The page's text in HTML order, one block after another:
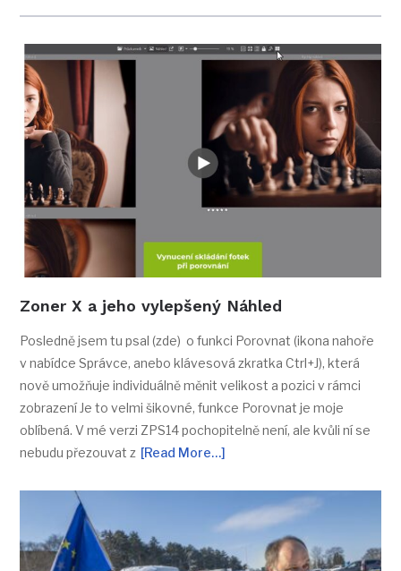
Zoner X a jeho vylepšený Náhled
Posledně jsem tu psal (zde) o funkci Porovnat (ikona nahoře
v nabídce Správce, anebo klávesová zkratka Ctrl+J), která
nově umožňuje individuálně měnit velikost a pozici v rámci
zobrazení Je to velmi šikovné, funkce Porovnat je moje
oblíbená. V mé verzi ZPS14 pochopitelně není, ale kvůli ní se
nebudu přezouvat z [Read More…]